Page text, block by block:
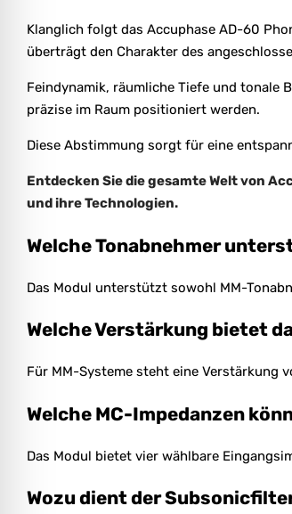
Klanglich folgt das Accuphase AD-60
überträgt den Charakter des
Feindynamik, räumliche Tiefe und
präzise im Raum positioniert werden.
Diese Abstimmung sorgt für eine
Entdecken Sie die gesamte Welt von
und ihre Technologien.
Welche Tonabnehmer
Das Modul unterstützt sowohl MM-
Welche Verstärkung bietet
Für MM-Systeme steht eine Verstärkung
Welche MC-Impedanzen
Das Modul bietet vier wählbare
Wozu dient der